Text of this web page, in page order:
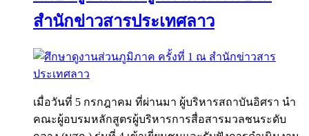
สำนักข่าวสารประเทศลาว
เมื่อวันที่ 5 กรกฎาคม ที่ผ่านมา ผู้บริหารสถาบันอิศรา นำ
คณะผู้อบรมหลักสูตรผู้บริหารการสื่อสารมวลชนระดับ